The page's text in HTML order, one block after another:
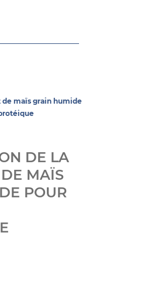
maïs grain humide
DE LA
MAÏS
POUR